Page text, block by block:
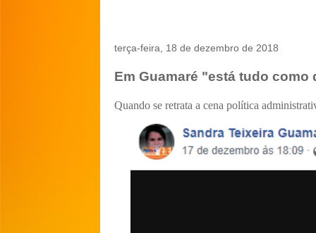
terça-feira, 18 de dezembro de 2018
Em Guamaré "está tudo
Quando se retrata a cena política